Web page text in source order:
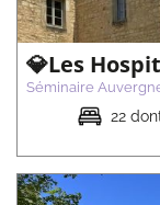
💎Les
Séminaire
22